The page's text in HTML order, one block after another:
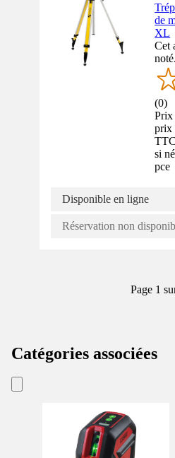
de
XL
Cet
noté.
(0)
prix
si
pce
Disponible en ligne
Réservation non
Page 1
Catégories associées